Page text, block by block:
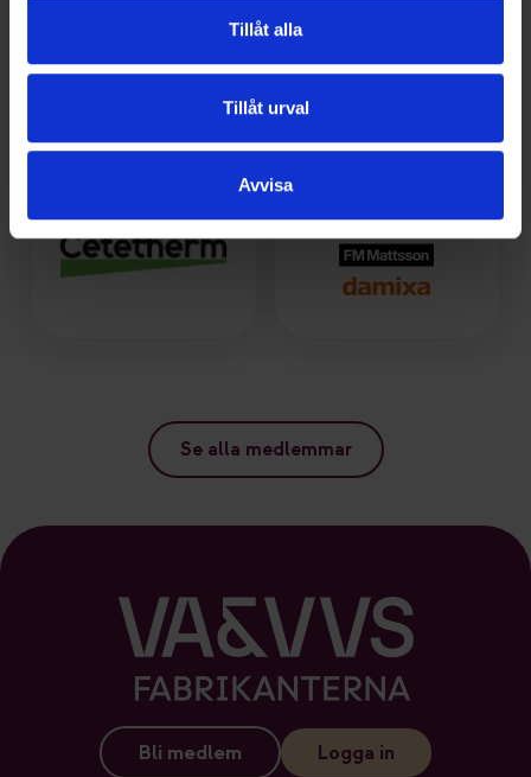
Tillåt alla
Tillåt urval
Avvisa
Se alla medlemmar
Bli medlem Logga in